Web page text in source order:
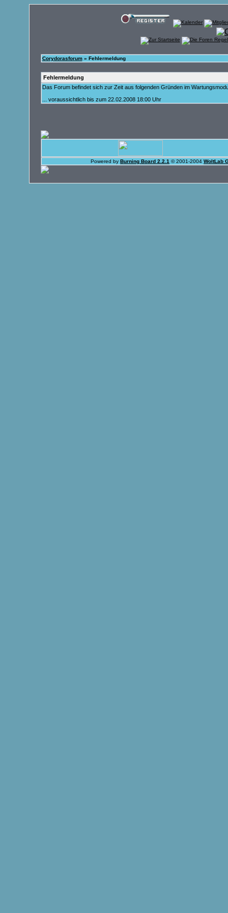
Corydorasforum» Fehlermeldung
Fehlermeldung
Das Forum befindet sich zur Zeit aus folgenden Gründen im
... voraussichtlich bis zum 22.02.2008 18:00 Uhr
Powered by Burning Board 2.2.1 © 2001-2004 WoltLab